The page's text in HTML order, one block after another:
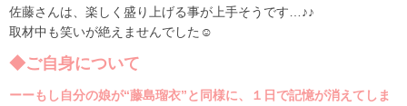
佐藤さんは、楽しく盛り上げる事が上手そうです…♪♪
取材中も笑いが絶えませんでした☺︎
◆ご自身について
ーーもし自分の娘が“藤島瑠衣”と同様に、１日で記憶が消えてしま